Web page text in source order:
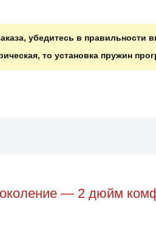
убедитесь в правильности
то установка пружин
— 2 дюйм